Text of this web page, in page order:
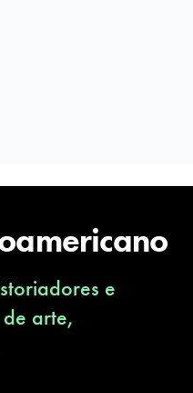
e
arte,